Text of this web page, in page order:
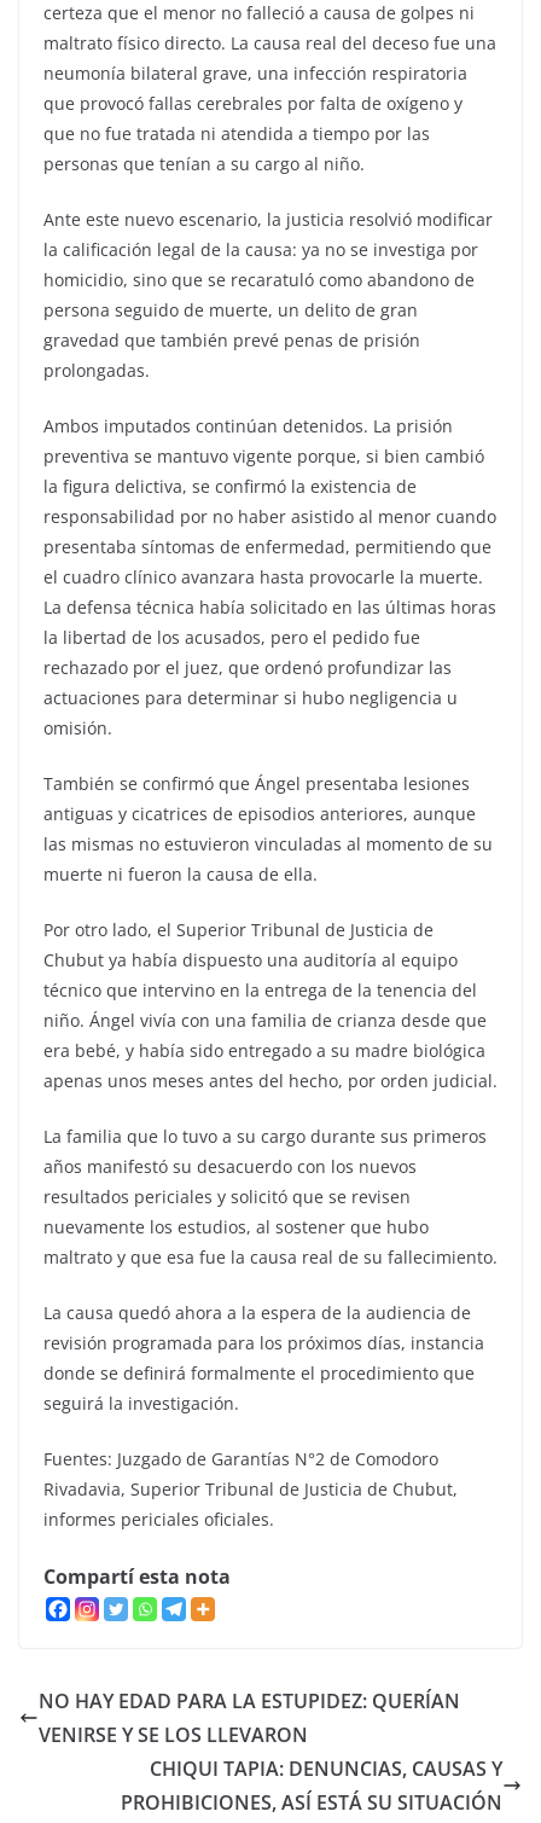
certeza que el menor no falleció a causa de golpes ni
maltrato físico directo. La causa real del deceso fue una
neumonía bilateral grave, una infección respiratoria
que provocó fallas cerebrales por falta de oxígeno y
que no fue tratada ni atendida a tiempo por las
personas que tenían a su cargo al niño.
Ante este nuevo escenario, la justicia resolvió modificar
la calificación legal de la causa: ya no se investiga por
homicidio, sino que se recaratuló como abandono de
persona seguido de muerte, un delito de gran
gravedad que también prevé penas de prisión
prolongadas.
Ambos imputados continúan detenidos. La prisión
preventiva se mantuvo vigente porque, si bien cambió
la figura delictiva, se confirmó la existencia de
responsabilidad por no haber asistido al menor cuando
presentaba síntomas de enfermedad, permitiendo que
el cuadro clínico avanzara hasta provocarle la muerte.
La defensa técnica había solicitado en las últimas horas
la libertad de los acusados, pero el pedido fue
rechazado por el juez, que ordenó profundizar las
actuaciones para determinar si hubo negligencia u
omisión.
También se confirmó que Ángel presentaba lesiones
antiguas y cicatrices de episodios anteriores, aunque
las mismas no estuvieron vinculadas al momento de su
muerte ni fueron la causa de ella.
Por otro lado, el Superior Tribunal de Justicia de
Chubut ya había dispuesto una auditoría al equipo
técnico que intervino en la entrega de la tenencia del
niño. Ángel vivía con una familia de crianza desde que
era bebé, y había sido entregado a su madre biológica
apenas unos meses antes del hecho, por orden judicial.
La familia que lo tuvo a su cargo durante sus primeros
años manifestó su desacuerdo con los nuevos
resultados periciales y solicitó que se revisen
nuevamente los estudios, al sostener que hubo
maltrato y que esa fue la causa real de su fallecimiento.
La causa quedó ahora a la espera de la audiencia de
revisión programada para los próximos días, instancia
donde se definirá formalmente el procedimiento que
seguirá la investigación.
Fuentes: Juzgado de Garantías N°2 de Comodoro
Rivadavia, Superior Tribunal de Justicia de Chubut,
informes periciales oficiales.
Compartí esta nota
NO HAY EDAD PARA LA ESTUPIDEZ: QUERÍAN
VENIRSE Y SE LOS LLEVARON
CHIQUI TAPIA: DENUNCIAS, CAUSAS Y
PROHIBICIONES, ASÍ ESTÁ SU SITUACIÓN